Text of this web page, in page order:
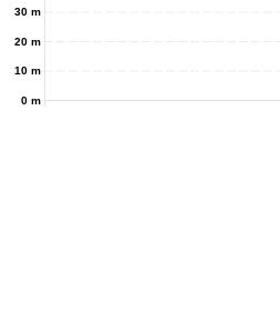
0 m
10 m
20 m
30 m